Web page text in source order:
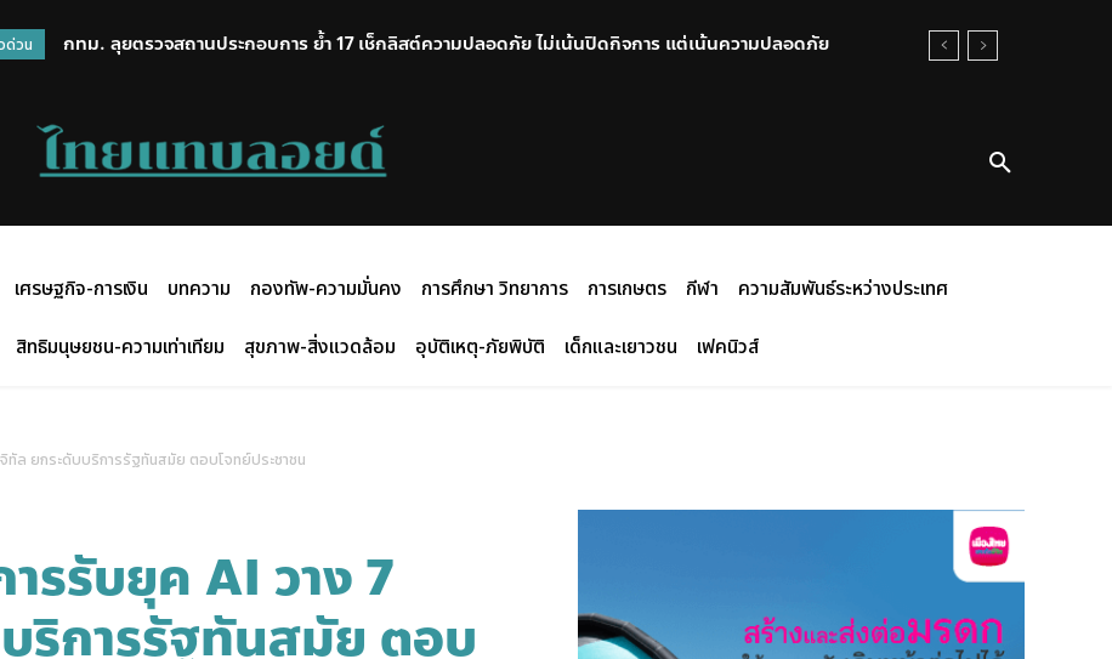
ด่วน
กทม. ลุยตรวจสถานประกอบการ ย้ำ 17 เช็กลิสต์ความปลอดภัย ไม่เน้นปิดกิจการ แต่เน้นความปลอดภัย
เศรษฐกิจ-การเงิน บทความ กองทัพ-ความมั่นคง การศึกษา วิทยาการ การเกษตร กีฬา
ความสัมพันธ์ระหว่างประเทศ
สิทธิมนุษยชน-ความเท่าเทียม สุขภาพ-สิ่งแวดล้อม อุบัติเหตุ-ภัยพิบัติ เด็กและเยาวชน เฟคนิวส์
ทัล ยกระดับบริการรัฐทันสมัย ตอบโจทย์ประชาชน
รรับยุค AI วาง 7
ริการรัฐทันสมัย ตอบ